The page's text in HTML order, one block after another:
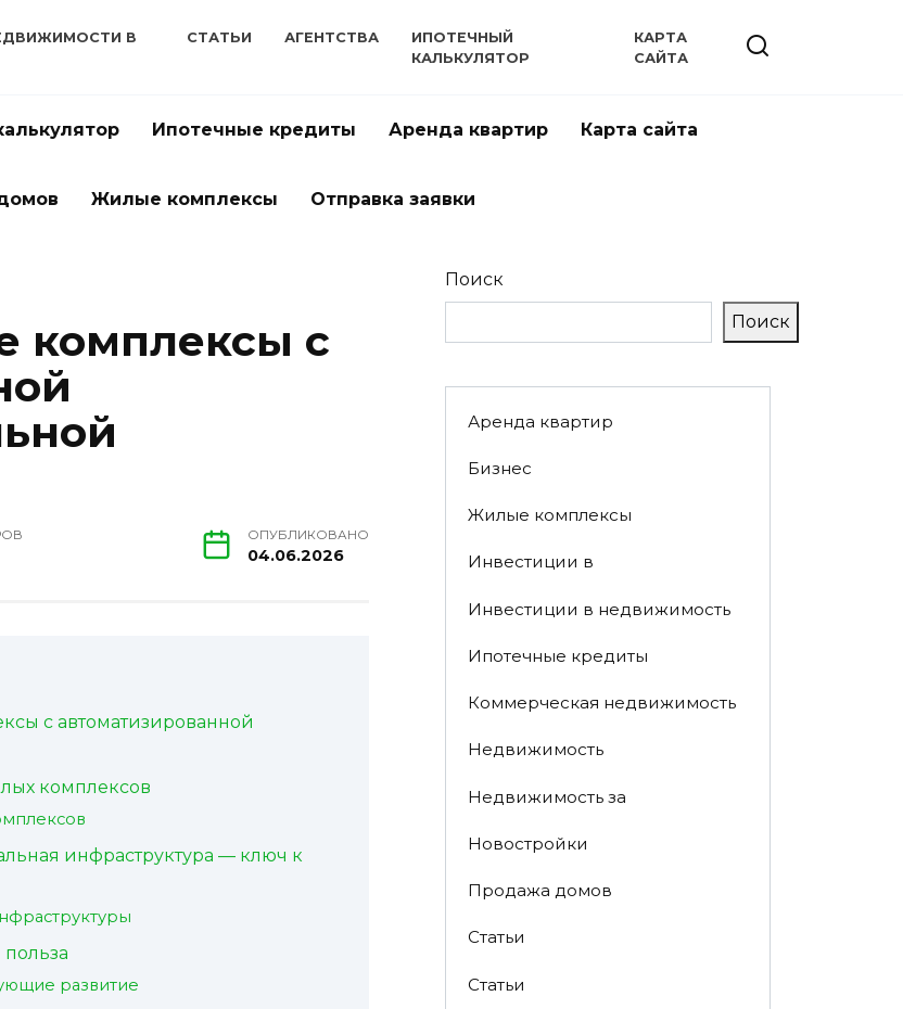
В
СТАТЬИ АГЕНТСТВА
ИПОТЕЧНЫЙ
КАЛЬКУЛЯТОР
КАРТА
САЙТА
Ипотечные кредиты Аренда квартир Карта сайта
Жилые комплексы Отправка заявки
комплексы с
ОПУБЛИКОВАНО
04.06.2026
с автоматизированной
комплексов
инфраструктура — ключ к
развитие
Поиск
Поиск
Аренда квартир
Бизнес
Жилые комплексы
Инвестиции в
Инвестиции в недвижимость
Ипотечные кредиты
Коммерческая недвижимость
Недвижимость
Недвижимость за
Новостройки
Продажа домов
Статьи
Статьи